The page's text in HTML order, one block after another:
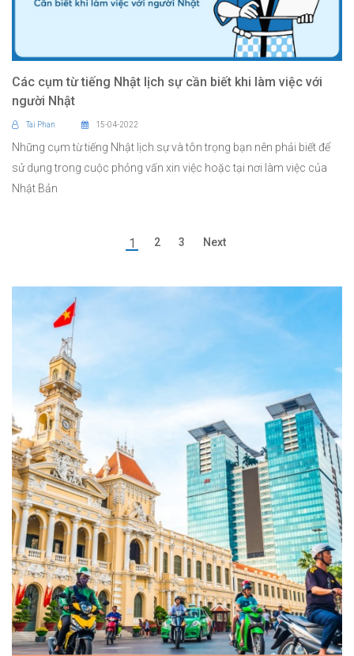
Các cụm từ tiếng Nhật lịch sự cần biết khi làm việc với
người Nhật
Tai Phan 15-04-2022
Những cụm từ tiếng Nhật lịch sự và tôn trọng bạn nên phải biết để
sử dụng trong cuộc phỏng vấn xin việc hoặc tại nơi làm việc của
Nhật Bản
1 2 3 Next